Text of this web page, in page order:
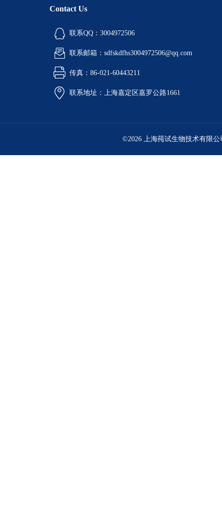
Contact Us
联系QQ：3004972506
联系邮箱：sdfskdfhs3004972506@qq.com
传真：86-021-60443211
联系地址：上海嘉定区嘉罗公路1661
©2026 上海莼试生物技术有限